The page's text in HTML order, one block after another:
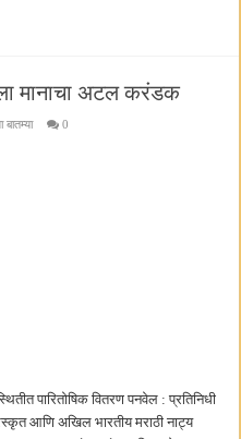
मानाचा अटल करंडक
बातम्या 0
पारितोषिक वितरण पनवेल : प्रतिनिधी
आणि अखिल भारतीय मराठी नाट्य